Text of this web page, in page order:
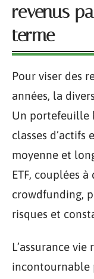
revenus
terme
Pour viser des
années, la
Un portefeuille
classes
moyenne et
ETF, couplées
crowdfunding,
risques et
L’assurance
incontournable